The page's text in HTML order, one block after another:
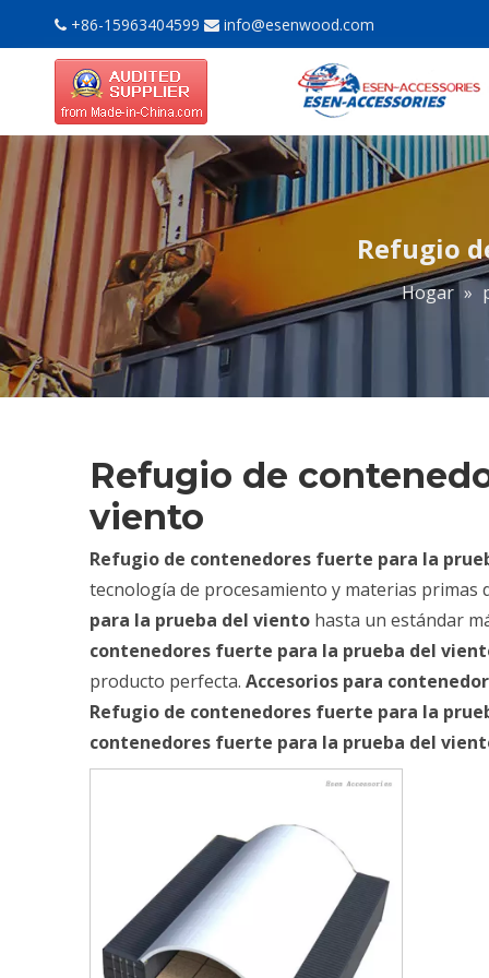
 +86-15963404599  info@esenwood.com
Refugio
Hogar »
Refugio de
viento
Refugio de contenedores fuerte para la
tecnología de procesamiento y materias primas
para la prueba del viento hasta un estándar
contenedores fuerte para la prueba del
producto perfecta. Accesorios para
Refugio de contenedores fuerte para la
contenedores fuerte para la prueba del